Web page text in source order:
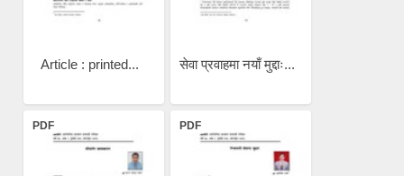
Article : printed... सेवा प्रवाहमा नयाँ मुद्दाः...
PDF PDF